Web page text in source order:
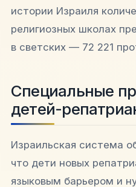
истории Израиля
религиозных школах
в светских — 72 221
Специальные
детей-
Израильская система
что дети новых
языковым барьером и